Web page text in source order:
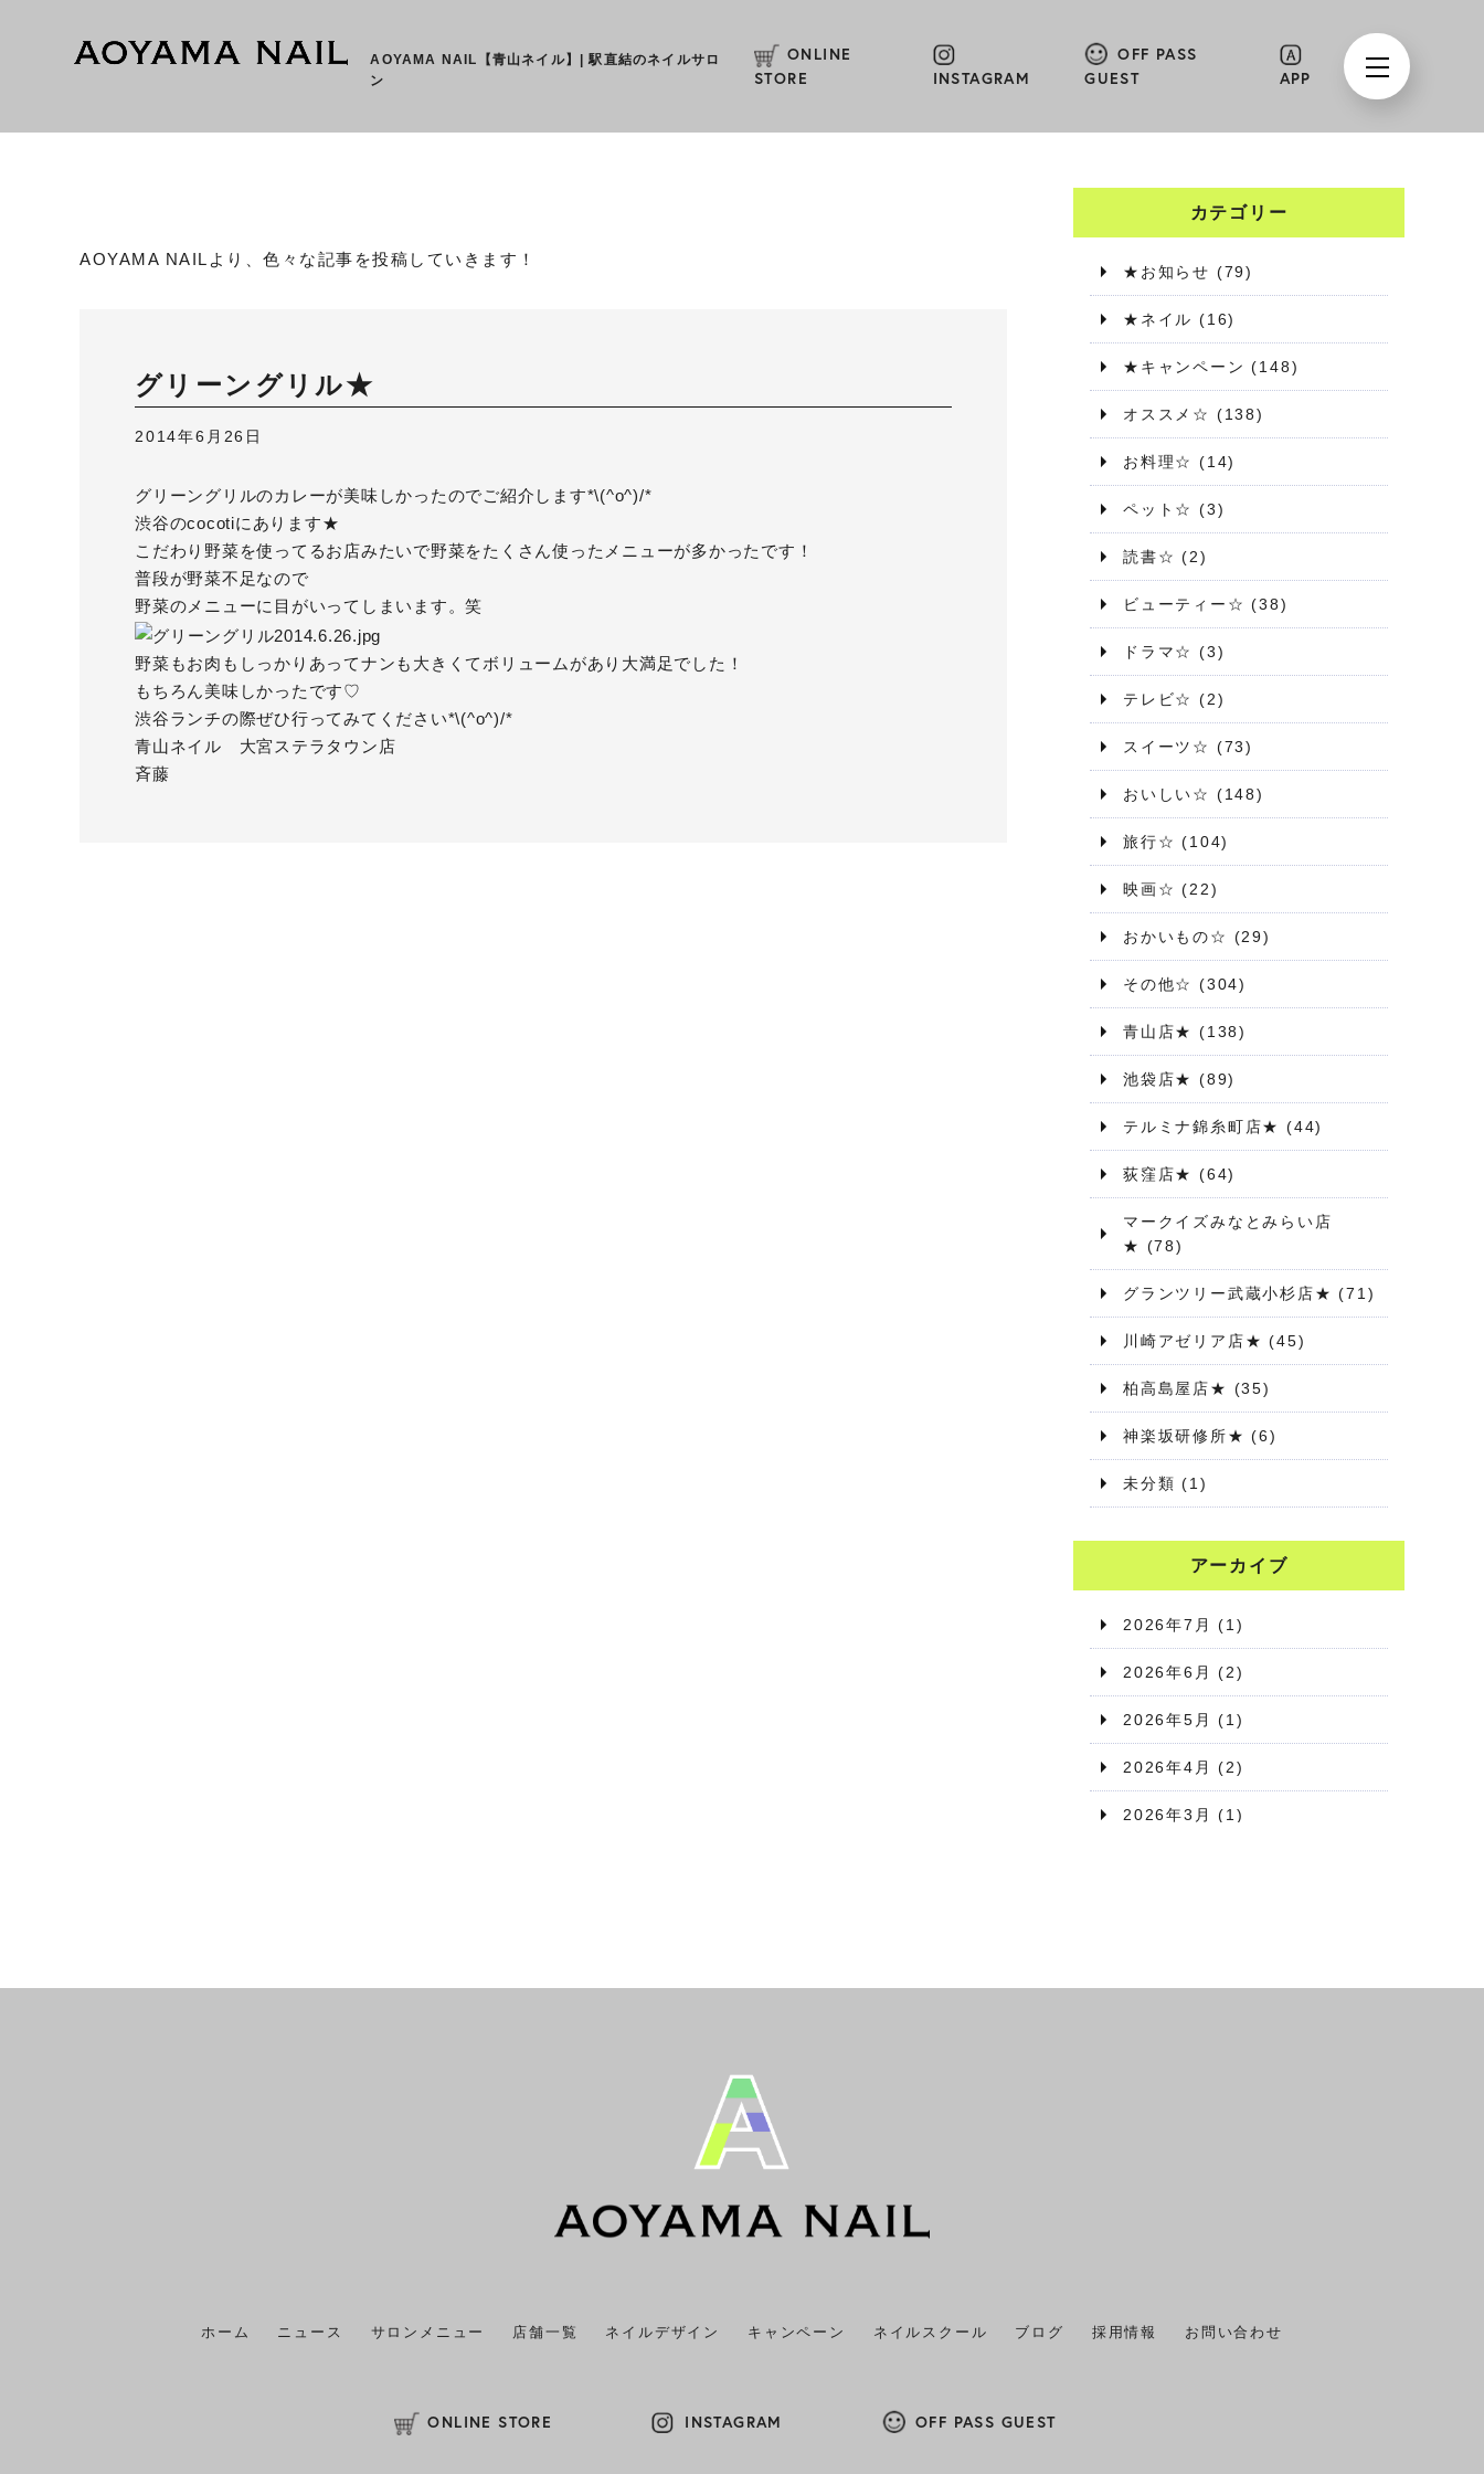
AOYAMA NAIL【青山ネイル】
駅直結のネイルサロ
ン
ONLINE
STORE
INSTAGRAM
OFF PASS
GUEST
APP
AOYAMA NAILより、色々な記事を投稿していきます！
グリーングリル★
2014年6月26日
グリーングリルのカレーが美味しかったのでご紹介します*\(^o^)/*
渋谷のcocotiにあります★
こだわり野菜を使ってるお店みたいで野菜をたくさん使ったメニューが多かったです！
普段が野菜不足なので
野菜のメニューに目がいってしまいます。笑
野菜もお肉もしっかりあってナンも大きくてボリュームがあり大満足でした！
もちろん美味しかったです♡
渋谷ランチの際ぜひ行ってみてください*\(^o^)/*
青山ネイル 大宮ステラタウン店
斉藤
カテゴリー
★お知らせ (79)
★ネイル (16)
★キャンペーン (148)
オススメ☆ (138)
お料理☆ (14)
ペット☆ (3)
読書☆ (2)
ビューティー☆ (38)
ドラマ☆ (3)
テレビ☆ (2)
スイーツ☆ (73)
おいしい☆ (148)
旅行☆ (104)
映画☆ (22)
おかいもの☆ (29)
その他☆ (304)
青山店★ (138)
池袋店★ (89)
テルミナ錦糸町店★ (44)
荻窪店★ (64)
マークイズみなとみらい店
★ (78)
グランツリー武蔵小杉店★ (71)
川崎アゼリア店★ (45)
柏高島屋店★ (35)
神楽坂研修所★ (6)
未分類 (1)
アーカイブ
2026年7月 (1)
2026年6月 (2)
2026年5月 (1)
2026年4月 (2)
2026年3月 (1)
2025年4月(1)
ホーム ニュース サロンメニュー 店舗一覧 ネイルデザイン キャンペーン ネイルスクール ブログ 採用情報 お問い合わせ
ONLINE STORE INSTAGRAM OFF PASS GUEST